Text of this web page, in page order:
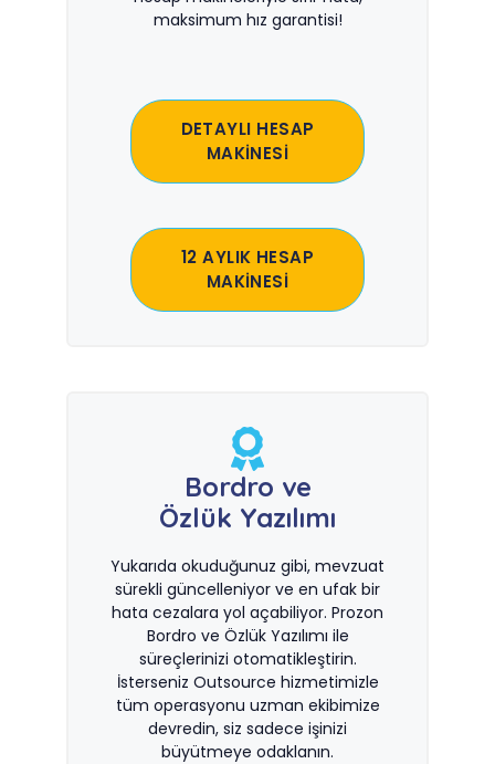
maksimum hız garantisi!
DETAYLI HESAP
MAKİNESİ
12 AYLIK HESAP
MAKİNESİ
Bordro ve
Özlük Yazılımı
Yukarıda okuduğunuz gibi, mevzuat
sürekli güncelleniyor ve en ufak bir
hata cezalara yol açabiliyor. Prozon
Bordro ve Özlük Yazılımı ile
süreçlerinizi otomatikleştirin.
İsterseniz Outsource hizmetimizle
tüm operasyonu uzman ekibimize
devredin, siz sadece işinizi
büyütmeye odaklanın.